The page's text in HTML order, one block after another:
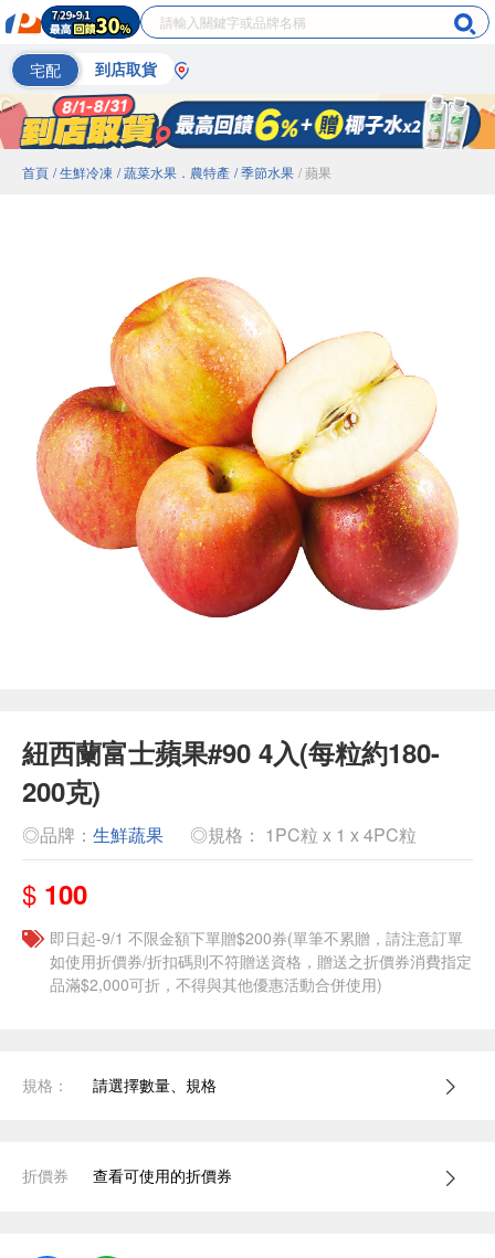
宅配 到店取貨
首頁 / 生鮮冷凍 / 蔬菜水果．農特產 / 季節水果 / 蘋果
紐西蘭富士蘋果#90 4入(每粒約180-
200克)
◎品牌： 生鮮蔬果 ◎規格： 1PC粒 x 1 x 4PC粒
$ 100
即日起-9/1 不限金額下單贈$200券(單筆不累贈，請注意訂單
如使用折價券/折扣碼則不符贈送資格，贈送之折價券消費指定
品滿$2,000可折，不得與其他優惠活動合併使用)
規格： 請選擇數量、規格
折價券 查看可使用的折價券